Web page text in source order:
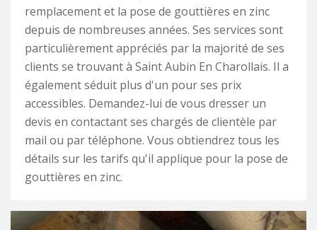
remplacement et la pose de gouttières en zinc
depuis de nombreuses années. Ses services sont
particulièrement appréciés par la majorité de ses
clients se trouvant à Saint Aubin En Charollais. Il a
également séduit plus d'un pour ses prix
accessibles. Demandez-lui de vous dresser un
devis en contactant ses chargés de clientèle par
mail ou par téléphone. Vous obtiendrez tous les
détails sur les tarifs qu'il applique pour la pose de
gouttières en zinc.